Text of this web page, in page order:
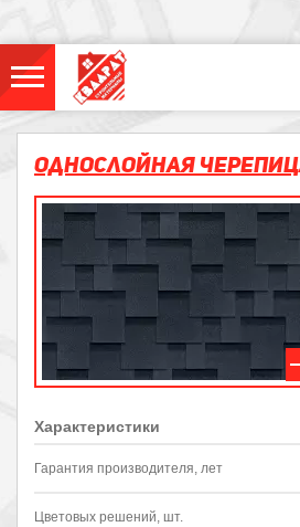
Однослойная
Характеристики
Гарантия производителя, лет
Цветовых решений, шт.